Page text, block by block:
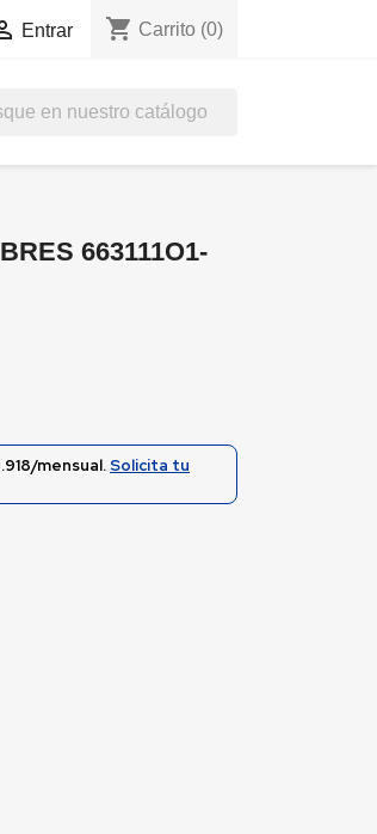
Entrar shopping_cart Carrito (0)
663111O1-
mensual.Solicita tu